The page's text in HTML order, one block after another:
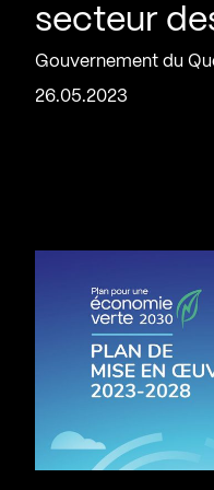
secteur
Gouvernement du
26.05.2023